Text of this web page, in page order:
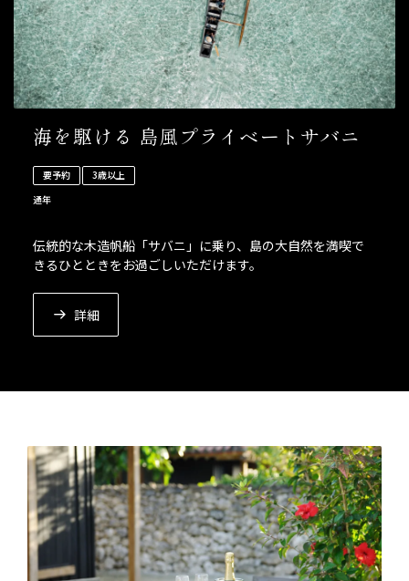
海を駆ける 島風プライベートサバニ
要予約
3歳以上
通年
伝統的な木造帆船「サバニ」に乗り、島の大自然を満喫で
きるひとときをお過ごしいただけます。
詳細